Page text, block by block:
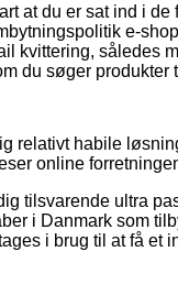
at du er sat ind i
e-
kvittering, således
du søger produkter
relativt habile
online
tilsvarende ultra
i Danmark som
i brug til at få et